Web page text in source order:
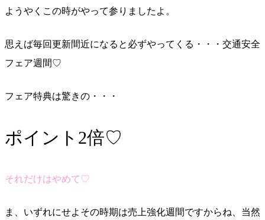
ようやくこの時がやって参りましたよ。
思えば毎回更新間近になると必ずやってくる・・・交通安全
フェア週間♡
フェア特典は驚きの・・・
ポイント2倍♡
それだけはやめて♡
ま、いずれにせよその時期は売上強化週間ですからね、当然